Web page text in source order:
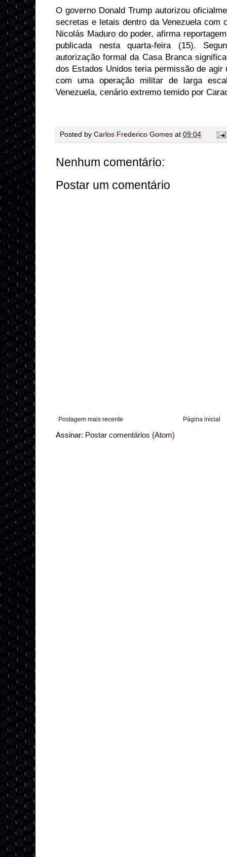
O governo Donald Trump autorizou
secretas e letais dentro da Venezuela com
Nicolás Maduro do poder, afirma
publicada nesta quarta-feira (15).
autorização formal da Casa Branca
dos Estados Unidos teria permissão de agir
com uma operação militar de larga
Venezuela, cenário extremo temido por
Posted by Carlos Frederico Gomes at 09:04
Nenhum comentário:
Postar um comentário
Postagem mais recente Página inicial
Assinar: Postar comentários (Atom)